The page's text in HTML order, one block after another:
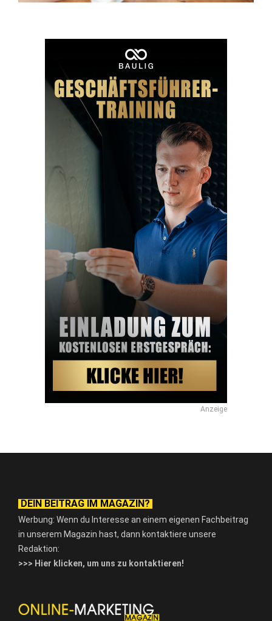
Anzeige
DEIN BEITRAG IM MAGAZIN?
Werbung: Wenn du Interesse an einem eigenen Fachbeitrag
in unserem Magazin hast, dann kontaktiere unsere
Redaktion:
>>> Hier klicken, um uns zu kontaktieren!